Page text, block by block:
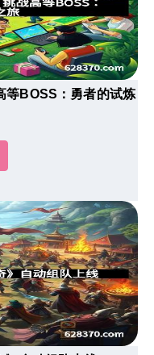
等BOSS：勇者的试炼